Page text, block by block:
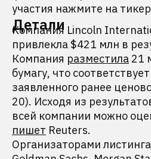
участия нажмите на тикер
Детали
Компания Lincoln
привлекла $421 млн в
Компания разместила 21
бумагу, что
заявленного ранее
20). Исходя из
всей компании можно
пишет Reuters.
Организаторами